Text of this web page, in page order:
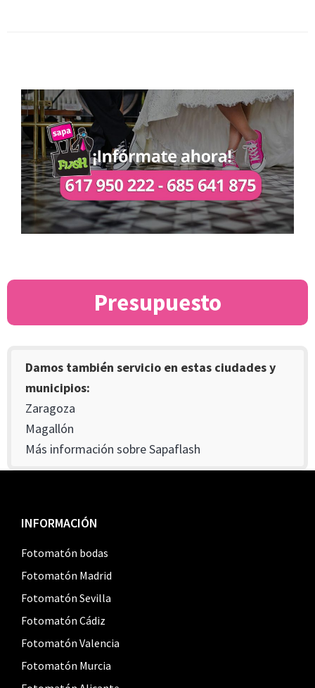
Presupuesto
Damos también servicio en estas ciudades y
municipios:
Zaragoza
Magallón
Más información sobre Sapaflash
Footer
INFORMACIÓN
Fotomatón bodas
Fotomatón Madrid
Fotomatón Sevilla
Fotomatón Cádiz
Fotomatón Valencia
Fotomatón Murcia